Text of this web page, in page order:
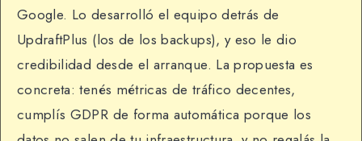
Google. Lo desarrolló el equipo detrás de
UpdraftPlus (los de los backups), y eso le dio
credibilidad desde el arranque. La propuesta es
concreta: tenés métricas de tráfico decentes,
cumplís GDPR de forma automática porque los